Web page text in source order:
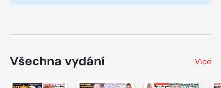
Všechna vydání Více